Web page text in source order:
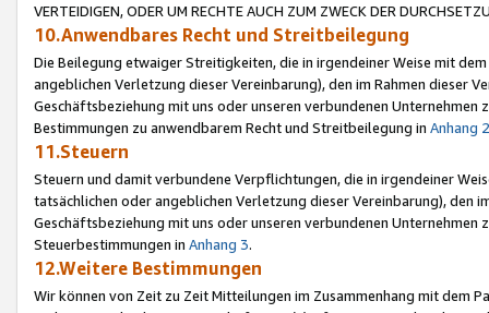
VERTEIDIGEN, ODER UM RECHTE AUCH ZUM ZWECK DER
10.Anwendbares Recht und Streitbeilegung
Die Beilegung etwaiger Streitigkeiten, die in irgendeiner Weise mit
angeblichen Verletzung dieser Vereinbarung), den im Rahmen dieser
Geschäftsbeziehung mit uns oder unseren verbundenen
Bestimmungen zu anwendbarem Recht und Streitbeilegung in Anhang 2
11.Steuern
Steuern und damit verbundene Verpflichtungen, die in irgendeiner
tatsächlichen oder angeblichen Verletzung dieser Vereinbarung), den
Geschäftsbeziehung mit uns oder unseren verbundenen
Steuerbestimmungen in Anhang 3.
12.Weitere Bestimmungen
Wir können von Zeit zu Zeit Mitteilungen im Zusammenhang mit dem